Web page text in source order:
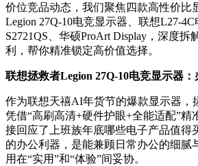
价位竞品动态，我们聚焦四款高性价
Legion 27Q-10电竞显示器、联想L27-
S2721QS、华硕ProArt Display，深度拆
利，帮你精准锁定高价值选择。
联想拯救者Legion 27Q-10电竞显示器
作为联想天禧AI年货节的爆款显示器，
凭借“高刷高清+硬件护眼+全能适配”精
接回应了上班族年底哪些电子产品值
的办公利器，是能兼顾日常办公的细腻
用在“实用”和“体验”间妥协。